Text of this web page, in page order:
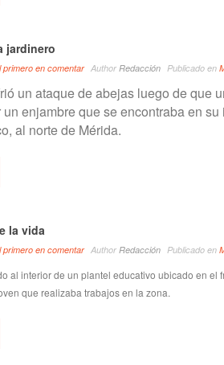
jardinero
primero en comentar Author Redacción Publicado en
un ataque de abejas luego de que
enjambre que se encontraba en
al norte de Mérida.
la vida
primero en comentar Author Redacción Publicado en
al interior de un plantel educativo ubicado en el
que realizaba trabajos en la zona.